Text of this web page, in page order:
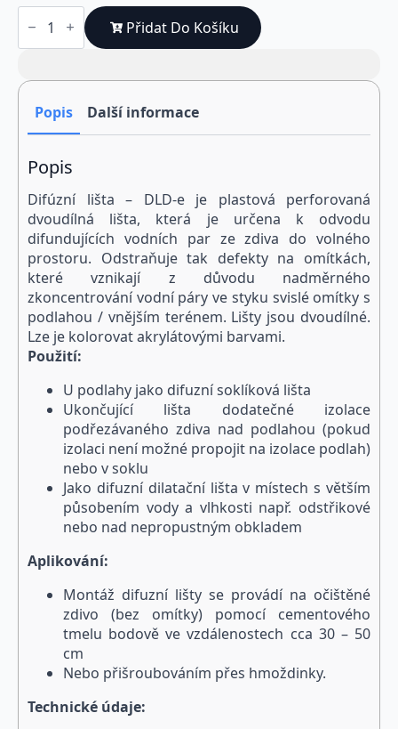
Difúzní
lišta
exteriérová
DLD
e
(délka
množství
Přidat Do Košíku
Popis Další informace
Popis
Difúzní lišta – DLD-e je plastová perforovaná
dvoudílná lišta, která je určena k odvodu
difundujících vodních par ze zdiva do volného
prostoru. Odstraňuje tak defekty na omítkách,
které vznikají z důvodu nadměrného
zkoncentrování vodní páry ve styku svislé omítky s
podlahou / vnějším terénem. Lišty jsou dvoudílné.
Lze je kolorovat akrylátovými barvami.
Použití:
U podlahy jako difuzní soklíková lišta
Ukončující lišta dodatečné izolace
podřezávaného zdiva nad podlahou (pokud
izolaci není možné propojit na izolace podlah)
nebo v soklu
Jako difuzní dilatační lišta v místech s větším
působením vody a vlhkosti např. odstřikové
nebo nad nepropustným obkladem
Aplikování:
Montáž difuzní lišty se provádí na očištěné
zdivo (bez omítky) pomocí cementového
tmelu bodově ve vzdálenostech cca 30 – 50
cm
Nebo přišroubováním přes hmoždinky.
Technické údaje: